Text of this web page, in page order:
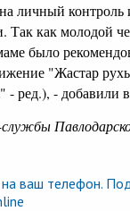
личный контроль
Так как молодой
было
"Жастар
ред.), - добавили
ваш телефон.